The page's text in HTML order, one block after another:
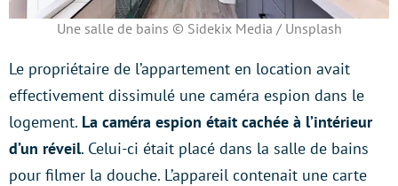
Une salle de bains © Sidekix Media / Unsplash
Le propriétaire de l’appartement en location avait
effectivement dissimulé une caméra espion dans le
logement. La caméra espion était cachée à l’intérieur
d’un réveil. Celui-ci était placé dans la salle de bains
pour filmer la douche. L’appareil contenait une carte